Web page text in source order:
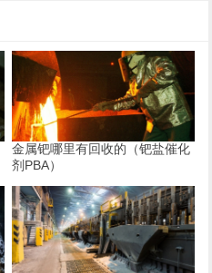
金属钯哪里有回收的（钯盐催化
剂PBA）